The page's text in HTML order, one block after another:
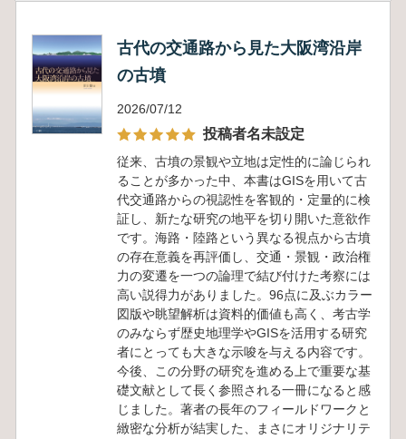
古代の交通路から見た大阪湾沿岸
の古墳
2026/07/12
投稿者名未設定
従来、古墳の景観や立地は定性的に論じられ
ることが多かった中、本書はGISを用いて古
代交通路からの視認性を客観的・定量的に検
証し、新たな研究の地平を切り開いた意欲作
です。海路・陸路という異なる視点から古墳
の存在意義を再評価し、交通・景観・政治権
力の変遷を一つの論理で結び付けた考察には
高い説得力がありました。96点に及ぶカラー
図版や眺望解析は資料的価値も高く、考古学
のみならず歴史地理学やGISを活用する研究
者にとっても大きな示唆を与える内容です。
今後、この分野の研究を進める上で重要な基
礎文献として長く参照される一冊になると感
じました。著者の長年のフィールドワークと
緻密な分析が結実した、まさにオリジナリテ